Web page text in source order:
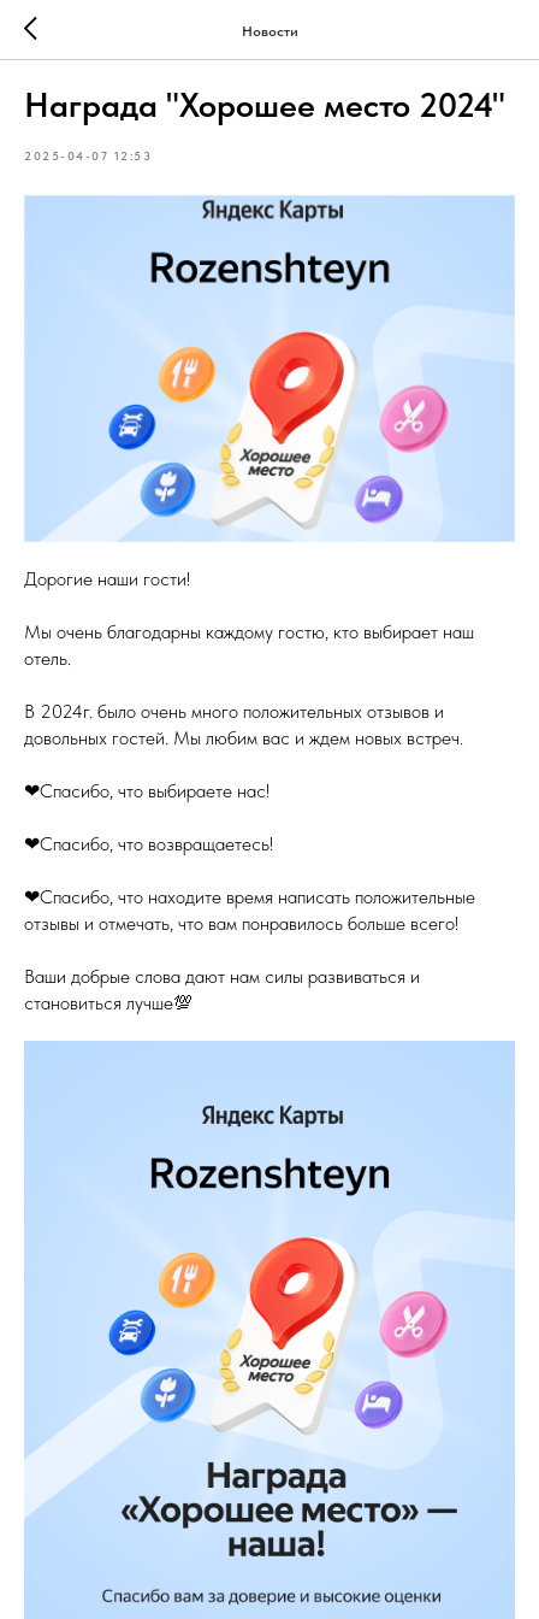
Новости
Награда "Хорошее место 2024"
2025-04-07 12:53
Дорогие наши гости!
Мы очень благодарны каждому гостю, кто выбирает наш
отель.
В 2024г. было очень много положительных отзывов и
довольных гостей. Мы любим вас и ждем новых встреч.
❤Спасибо, что выбираете нас!
❤Спасибо, что возвращаетесь!
❤Спасибо, что находите время написать положительные
отзывы и отмечать, что вам понравилось больше всего!
Ваши добрые слова дают нам силы развиваться и
становиться лучше💯